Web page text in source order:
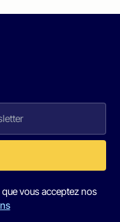
vous acceptez nos